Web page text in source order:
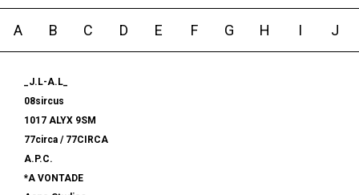
A B C D E F G H I J
_J.L-A.L_
08sircus
1017 ALYX 9SM
77circa / 77CIRCA
A.P.C.
*A VONTADE